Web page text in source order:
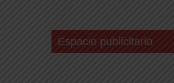
Espacio publicitario